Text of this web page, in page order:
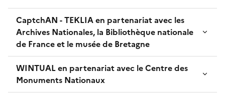
CaptchAN - TEKLIA en partenariat avec les
Archives Nationales, la Bibliothèque nationale
de France et le musée de Bretagne
WINTUAL en partenariat avec le Centre des
Monuments Nationaux